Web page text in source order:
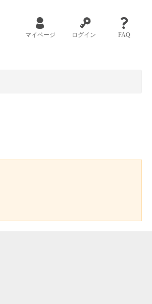
マイページ ログイン FAQ